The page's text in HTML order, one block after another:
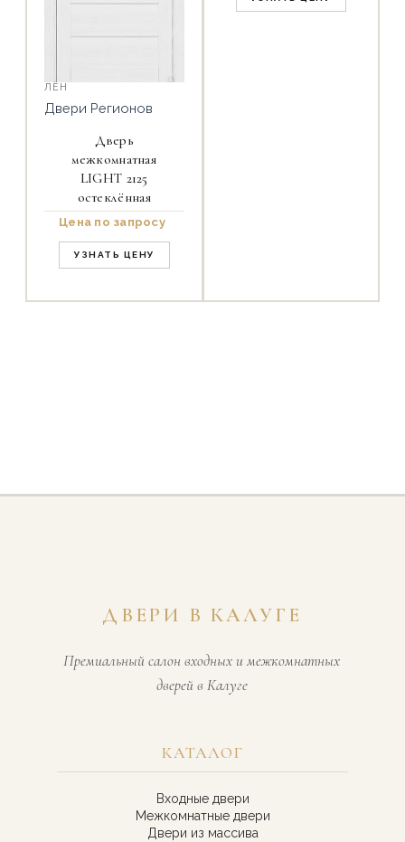
ЛЁН
Двери Регионов
Дверь
межкомнатная
LIGHT 2125
остеклённая
Цена по запросу
УЗНАТЬ ЦЕНУ
ДВЕРИ В КАЛУГЕ
Премиальный салон входных и межкомнатных
дверей в Калуге
КАТАЛОГ
Входные двери
Межкомнатные двери
Двери из массива